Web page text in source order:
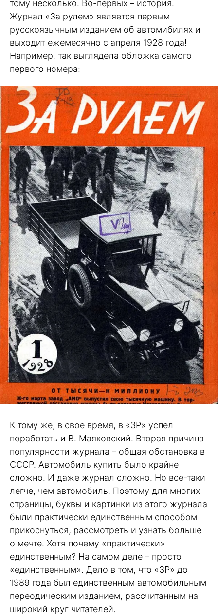
тому несколько. Во-первых – история.
Журнал «За рулем» является первым
русскоязычным изданием об автомибилях и
выходит ежемесячно с апреля 1928 года!
Например, так выглядела обложка самого
первого номера:
К тому же, в свое время, в «ЗР» успел
поработать и В. Маяковский. Вторая причина
популярности журнала – общая обстановка в
СССР. Автомобиль купить было крайне
сложно. И даже журнал сложно. Но все-таки
легче, чем автомобиль. Поэтому для многих
страницы, буквы и картинки из этого журнала
были практически единственным способом
прикоснуться, рассмотреть и узнать больше
о мечте. Хотя почему «практически»
единственным? На самом деле – просто
«единственным». Дело в том, что «ЗР» до
1989 года был единственным автомобильным
переодическим изданием, рассчитанным на
широкий круг читателей.